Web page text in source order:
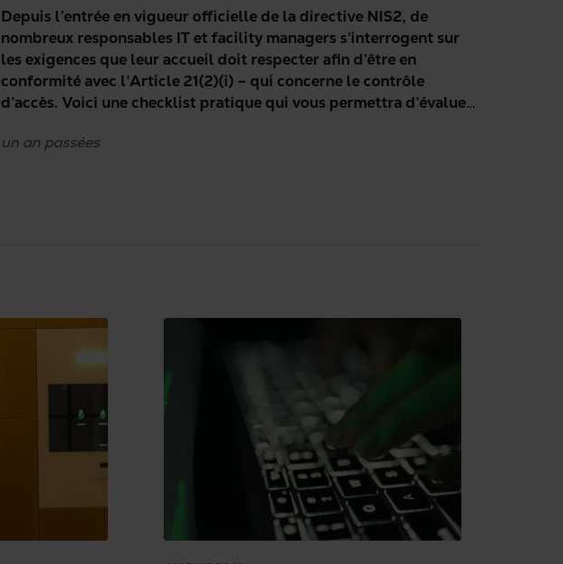
Depuis l’entrée en vigueur officielle de la directive NIS2, de
nombreux responsables IT et facility managers s’interrogent sur
les exigences que leur accueil doit respecter afin d’être en
conformité avec l’Article 21(2)(i) – qui concerne le contrôle
d’accès. Voici une checklist pratique qui vous permettra d’évaluer
organisation, et d’identifier les mesures à mettre en œuvre pour
un an passées